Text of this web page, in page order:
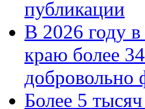
публикации
В 2026 году
краю более
Более 5